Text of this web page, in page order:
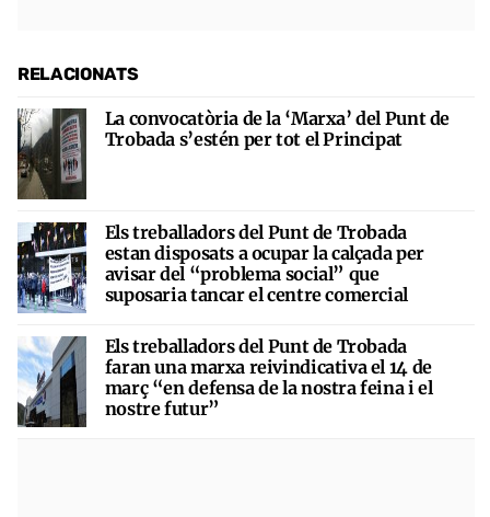
RELACIONATS
La convocatòria de la ‘Marxa’ del Punt de
Trobada s’estén per tot el Principat
Els treballadors del Punt de Trobada
estan disposats a ocupar la calçada per
avisar del “problema social” que
suposaria tancar el centre comercial
Els treballadors del Punt de Trobada
faran una marxa reivindicativa el 14 de
març “en defensa de la nostra feina i el
nostre futur”